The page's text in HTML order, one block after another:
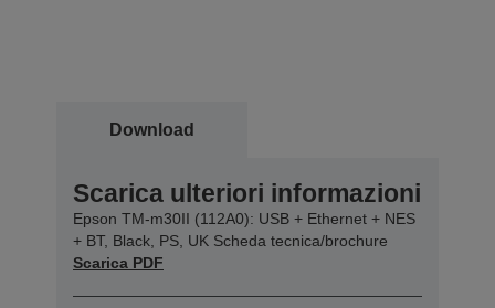
Download
Scarica ulteriori informazioni
Epson TM-m30II (112A0): USB + Ethernet + NES
+ BT, Black, PS, UK Scheda tecnica/brochure
Scarica PDF